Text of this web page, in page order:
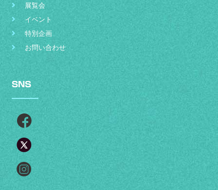
展覧会
イベント
特別企画
お問い合わせ
SNS